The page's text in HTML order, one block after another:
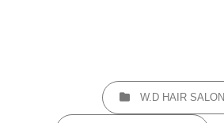
CATEGORIES
W.D HAIR SALON